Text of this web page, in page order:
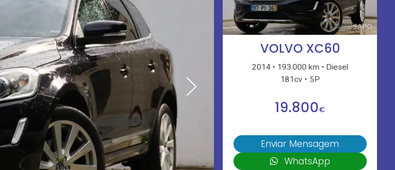
VOLVO XC60
2014 193.000 km
Diesel
181cv
5P
19.800€
Enviar Mensagem
WhatsApp